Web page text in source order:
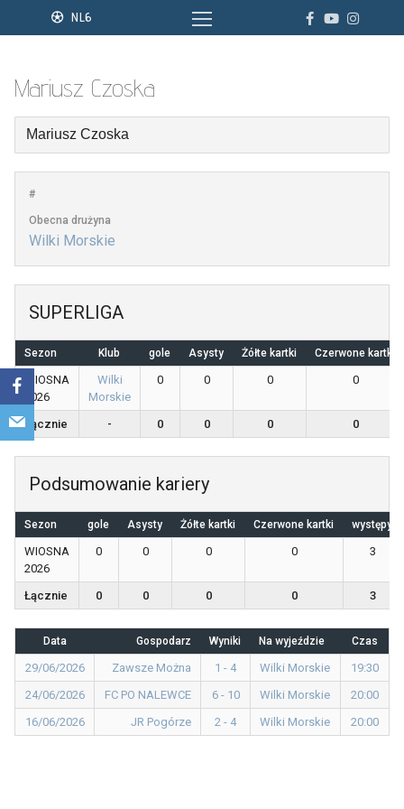
do
NL6
Mariusz Czoska
#
Obecna drużyna
Wilki Morskie
SUPERLIGA
Sezon Klub gole Asysty Żółte kartki Czerwone kartki
WIOSNA
2026
Wilki
Morskie
0 0 0 0
Łącznie - 0 0 0 0
Podsumowanie kariery
Sezon gole Asysty Żółte kartki Czerwone kartki występy
WIOSNA
2026
0 0 0 0 3
Łącznie 0 0 0 0 3
Data Gospodarz Wyniki Na wyjeździe Czas
29/06/2026 Zawsze Można 1 - 4 Wilki Morskie
19:30
24/06/2026
FC PO NALEWCE 6 - 10 Wilki Morskie
20:00
16/06/2026
JR Pogórze 2 - 4 Wilki Morskie 20:00